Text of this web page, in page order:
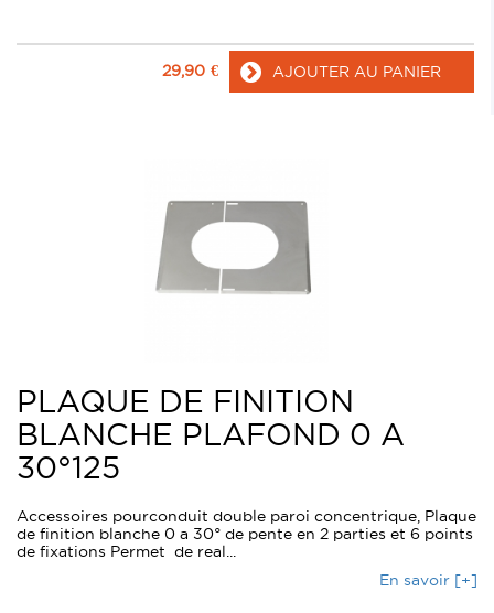
29,90 € AJOUTER AU PANIER
PLAQUE DE FINITION
BLANCHE PLAFOND 0 A
30°125
Accessoires pourconduit double paroi concentrique, Plaque
de finition blanche 0 a 30° de pente en 2 parties et 6 points
de fixations Permet de real...
En savoir [+]